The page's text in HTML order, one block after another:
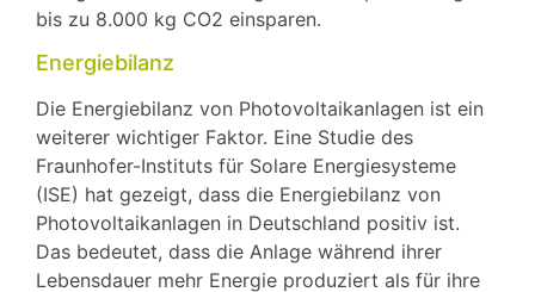
bis zu 8.000 kg CO2 einsparen.
Energiebilanz
Die Energiebilanz von Photovoltaikanlagen ist ein
weiterer wichtiger Faktor. Eine Studie des
Fraunhofer-Instituts für Solare Energiesysteme
(ISE) hat gezeigt, dass die Energiebilanz von
Photovoltaikanlagen in Deutschland positiv ist.
Das bedeutet, dass die Anlage während ihrer
Lebensdauer mehr Energie produziert als für ihre